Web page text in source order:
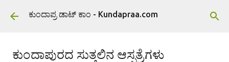
ವಿಷಯಕ್ಕೆ ಹೋಗಿ
ಕುಂದಾಪ್ರ ಡಾಟ್ ಕಾಂ - Kundapraa.com
ಕುಂದಾಪುರದ ಸುತ್ತಲಿನ ಆಸ್ಪತ್ರೆಗಳು